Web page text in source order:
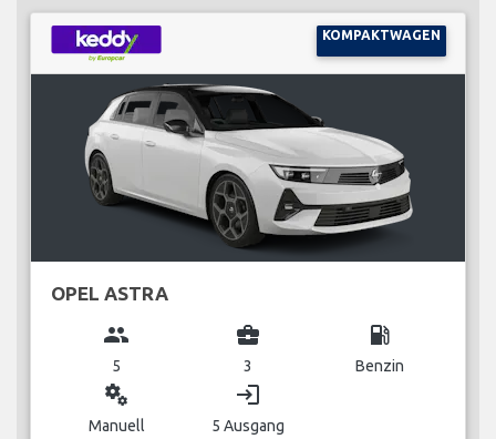
KOMPAKTWAGEN
OPEL ASTRA
group
5
business_center
3
local_gas_station
Benzin
miscellaneous_services
Manuell
login
5 Ausgang